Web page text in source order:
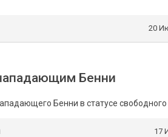
20
Бенни
Бенни в статусе свободного
17